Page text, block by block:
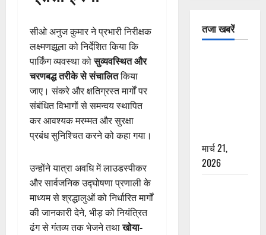
सीओ अनुज कुमार ने प्रभारी निरीक्षक
लक्ष्मणझूला को निर्देशित किया कि
पार्किंग व्यवस्था कोसुव्यवस्थित और
चरणबद्ध तरीके से संचालितकिया
जाए। संकरे और क्षतिग्रस्त मार्गों पर
संबंधित विभागों से समन्वय स्थापित
कर आवश्यक मरम्मत और सुरक्षा
प्रबंध सुनिश्चित करने को कहा गया।
उन्होंने यात्रा अवधि में लाउडस्पीकर
और सार्वजनिक उद्घोषणा प्रणाली के
माध्यम से श्रद्धालुओं को निर्धारित मार्गों
की जानकारी देने, भीड़ को नियंत्रित
ढंग से गंतव्य तक भेजने तथाखोया-
तजा खबरें
मार्च 21,
2026